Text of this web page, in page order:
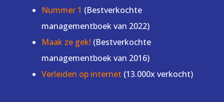
Nummer 1 (Bestverkochte
managementboek van 2022)
Maak ze gek! (Bestverkochte
managementboek van 2016)
Verleiden op internet (13.000x verkocht)